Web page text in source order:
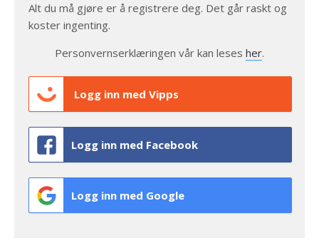
Alt du må gjøre er å registrere deg. Det går raskt og
koster ingenting.
Personvernserklæringen vår kan leses her.
Logg inn med Vipps
Logg inn med Facebook
Logg inn med Google